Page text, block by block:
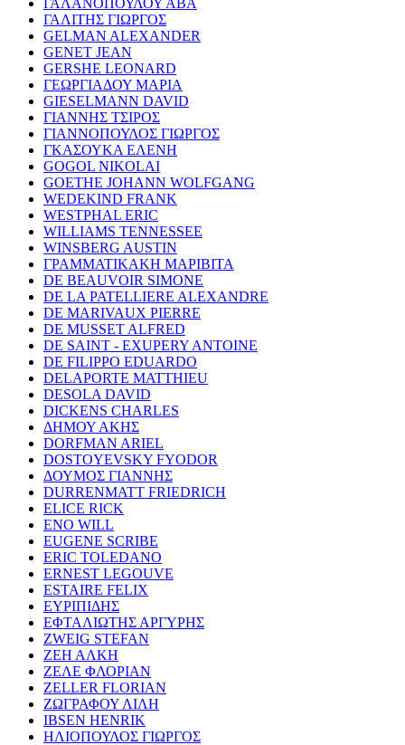
ΓΑΛΙΤΗΣ ΓΙΩΡΓΟΣ
GELMAN ALEXANDER
GENET JEAN
GERSHE LEONARD
ΓΕΩΡΓΙΑΔΟΥ ΜΑΡΙΑ
GIESELMANN DAVID
ΓΙΑΝΝΗΣ ΤΣΙΡΟΣ
ΓΙΑΝΝΟΠΟΥΛΟΣ ΓΙΩΡΓΟΣ
ΓΚΑΣΟΥΚΑ ΕΛΕΝΗ
GOGOL NIKOLAI
GOETHE JOHANN WOLFGANG
WEDEKIND FRANK
WESTPHAL ERIC
WILLIAMS TENNESSEE
WINSBERG AUSTIN
ΓΡΑΜΜΑΤΙΚΑΚΗ ΜΑΡΙΒΙΤΑ
DE BEAUVOIR SIMONE
DE LA PATELLIERE ALEXANDRE
DE MARIVAUX PIERRE
DE MUSSET ALFRED
DE SAINT - EXUPERY ANTOINE
DE FILIPPO EDUARDO
DELAPORTE MATTHIEU
DESOLA DAVID
DICKENS CHARLES
ΔΗΜΟΥ ΑΚΗΣ
DORFMAN ARIEL
DOSTOYEVSKY FYODOR
ΔΟΥΜΟΣ ΓΙΑΝΝΗΣ
DURRENMATT FRIEDRICH
ELICE RICK
ENO WILL
EUGENE SCRIBE
ERIC TOLEDANO
ERNEST LEGOUVE
ESTAIRE FELIX
ΕΥΡΙΠΙΔΗΣ
ΕΦΤΑΛΙΩΤΗΣ ΑΡΓΥΡΗΣ
ZWEIG STEFAN
ΖΕΗ ΑΛΚΗ
ΖΕΛΕ ΦΛΟΡΙΑΝ
ZELLER FLORIAN
ΖΩΓΡΑΦΟΥ ΛΙΛΗ
IBSEN HENRIK
ΗΛΙΟΠΟΥΛΟΣ ΓΙΩΡΓΟΣ